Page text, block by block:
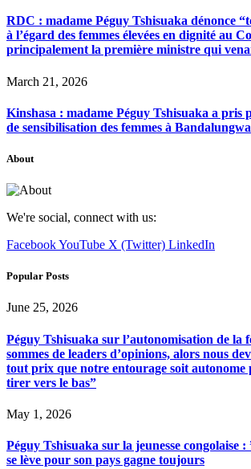
RDC : madame Péguy Tshisuaka dénonce
à l’égard des femmes élevées en dignité au
principalement la première ministre qui
March 21, 2026
Kinshasa : madame Péguy Tshisuaka a pris
de sensibilisation des femmes à Bandalungwa
About
We're social, connect with us:
FacebookYouTube X (Twitter) LinkedIn
Popular Posts
June 25, 2026
Péguy Tshisuaka sur l’autonomisation de la
sommes de leaders d’opinions, alors nous
tout prix que notre entourage soit autonome
tirer vers le bas”
May 1, 2026
Péguy Tshisuaka sur la jeunesse congolaise :
se lève pour son pays gagne toujours